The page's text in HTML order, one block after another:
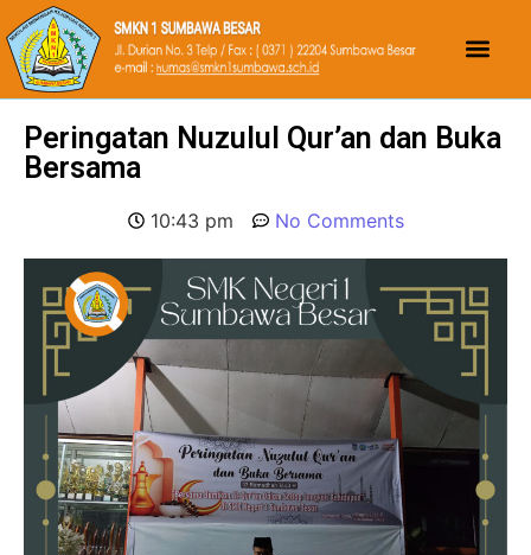
Peringatan Nuzulul Qur’an dan Buka
Bersama
10:43 pm No Comments